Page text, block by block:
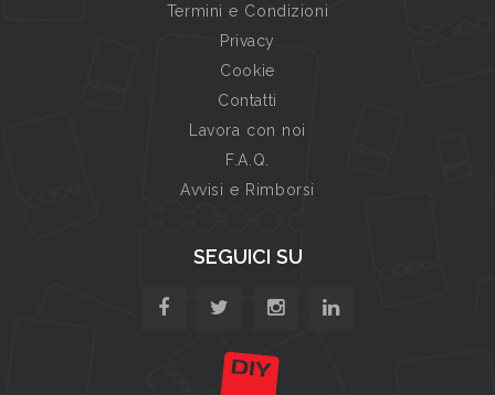
Termini e Condizioni
Privacy
Cookie
Contatti
Lavora con noi
F.A.Q.
Avvisi e Rimborsi
SEGUICI SU